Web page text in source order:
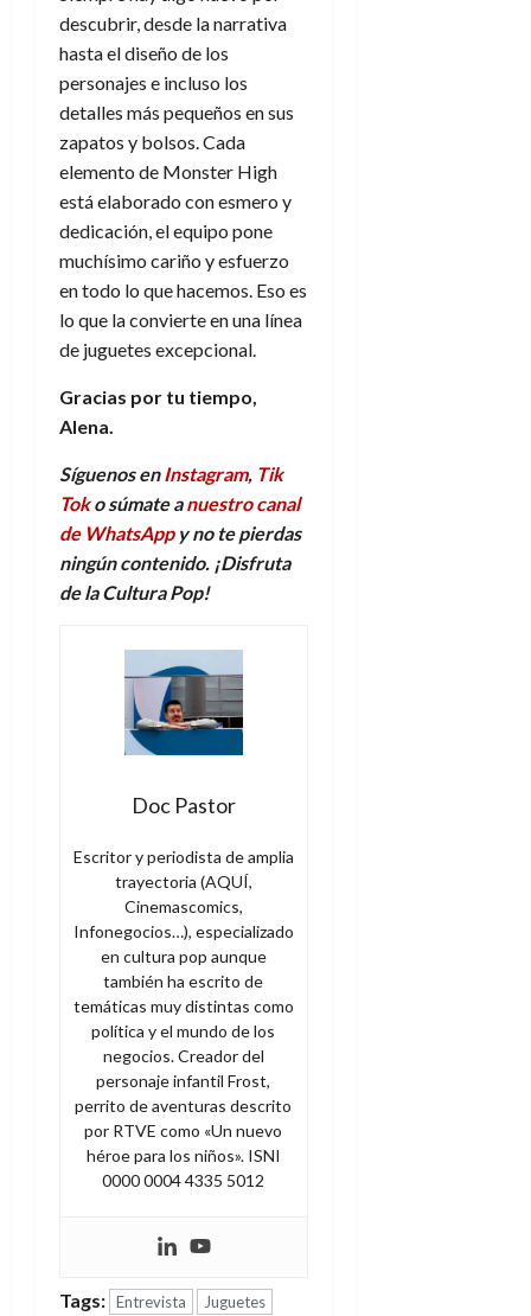
descubrir, desde la narrativa
hasta el diseño de los
personajes e incluso los
detalles más pequeños en sus
zapatos y bolsos. Cada
elemento de Monster High
está elaborado con esmero y
dedicación, el equipo pone
muchísimo cariño y esfuerzo
en todo lo que hacemos. Eso es
lo que la convierte en una línea
de juguetes excepcional.
Gracias por tu tiempo,
Alena.
Síguenos en Instagram, Tik
Toko súmate anuestro canal
de WhatsAppy no te pierdas
ningún contenido. ¡Disfruta
de la Cultura Pop!
Doc Pastor
Escritor y periodista de amplia
trayectoria (AQUÍ,
Cinemascomics,
Infonegocios…), especializado
en cultura pop aunque
también ha escrito de
temáticas muy distintas como
política y el mundo de los
negocios. Creador del
personaje infantil Frost,
perrito de aventuras descrito
por RTVE como «Un nuevo
héroe para los niños». ISNI
0000 0004 4335 5012
Tags: Entrevista
Juguetes